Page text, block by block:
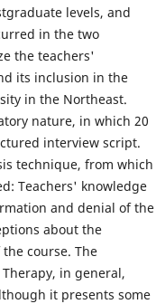
levels, and
in the two
the teachers'
its inclusion in the
in the Northeast.
nature, in which 20
interview script.
technique, from which
Teachers' knowledge
and denial of the
about the
course. The
in general,
it presents some